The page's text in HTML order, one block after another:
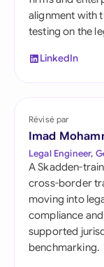
alignment with
testing on the
LinkedIn
Révisé par
Imad
Legal Engineer,
A Skadden-
cross-border
moving into
compliance
supported
benchmarking.